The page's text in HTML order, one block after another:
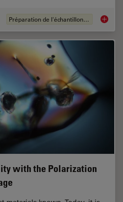
Préparation de l'échantillon EM
with the Polarization